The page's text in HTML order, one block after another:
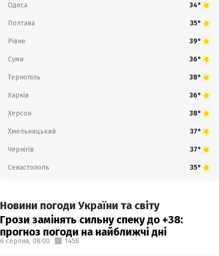
Одеса 34°
Полтава 35°
Рівне 39°
Суми 36°
Тернопіль 38°
Харків 36°
Херсон 38°
Хмельницький 37°
Чернігів 37°
Севастополь 35°
Новини погоди України та світу
Грози замінять сильну спеку до +38:
прогноз погоди на найближчі дні
6 серпня, 08:00 1458